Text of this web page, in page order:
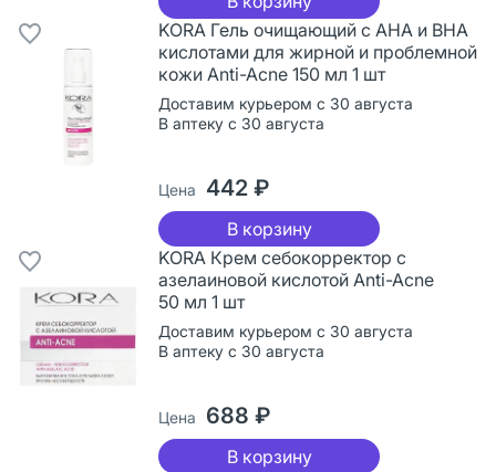
KORA Гель очищающий с АНА и ВНА
кислотами для жирной и проблемной
кожи Anti-Acne 150 мл 1 шт
Доставим курьером с 30 августа
В аптеку с 30 августа
Цена 442 ₽
В корзину
KORA Крем себокорректор с
азелаиновой кислотой Anti-Acne
50 мл 1 шт
Доставим курьером с 30 августа
В аптеку с 30 августа
Цена 688 ₽
В корзину